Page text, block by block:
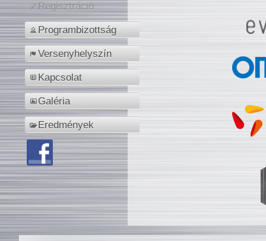
Regisztráció
Programbizottság
Versenyhelyszín
Kapcsolat
Galéria
Eredmények